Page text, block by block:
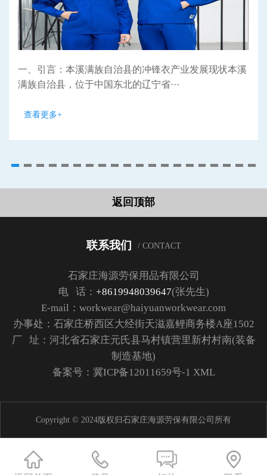
一、引言：本溪满族自治县的冲锋衣产业发展现状本溪
满族自治县，位于中国东北的辽宁省···
查看更多+
返回顶部
联系我们 / CONTACT
石家庄海源劳保用品有限公司
电 话： +8619948039647(张先生)
E-mail：workwear@haiyuanworkwear.com
办事处：石家庄桥西区大经街天滋嘉鲤商务楼A座1502
厂 址：河北省石家庄元氏县马村镇营里新村村南(装备
制造基地)
备案号： 冀ICP备12011659号-1 XML
Copyright © 2024版权归石家庄海源劳保有限公司所有